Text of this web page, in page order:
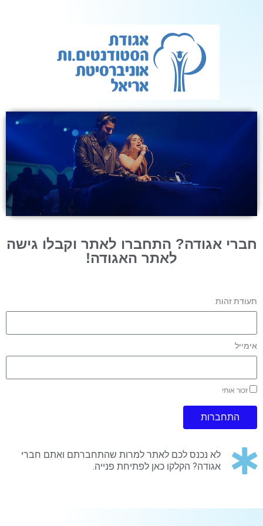
חברי אגודה? התחברו לאתר וקבלו גישה
לאתר האגודה!
תעודת זהות
אימייל
זכור אותי
התחברות
לא נכנס לכם לאתר למרות שהתחברתם ואתם חברי
אגודה? הקלקו כאן לפתיחת פנייה.